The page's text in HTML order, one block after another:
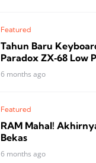
Featured
Tahun Baru
Paradox ZX‑68 Low
6 months ago
Featured
RAM Mahal!
Bekas
6 months ago